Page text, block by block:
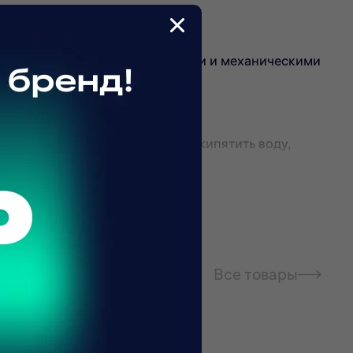
с температурными перепадами и механическими
кВт позволяет быстро закипятить воду,
панель или затухания пламени от
Все товары